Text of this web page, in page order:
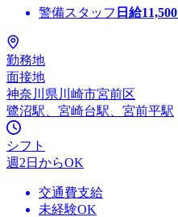
警備スタッフ 日給11,500
勤務地
面接地
神奈川県川崎市宮前区
鷺沼駅、宮崎台駅、宮前平駅
シフト
週2日からOK
交通費支給
未経験OK